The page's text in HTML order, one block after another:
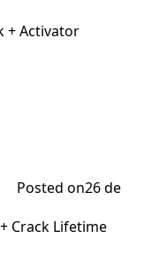
+ Activator
Posted on26 de